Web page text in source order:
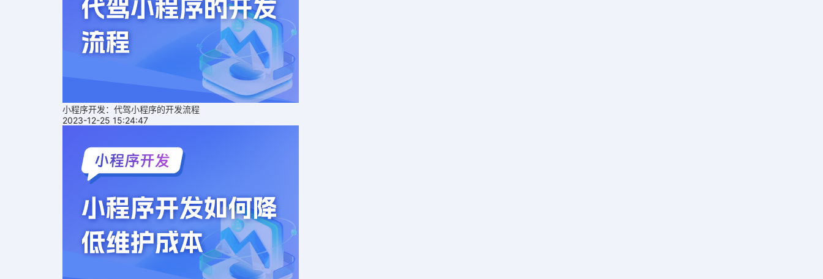
小程序开发：代驾小程序的开发流程
2023-12-25 15:24:47